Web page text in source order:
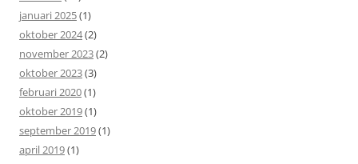
januari 2025(1)
oktober 2024(2)
november 2023(2)
oktober 2023(3)
februari 2020(1)
oktober 2019(1)
september 2019(1)
april 2019(1)